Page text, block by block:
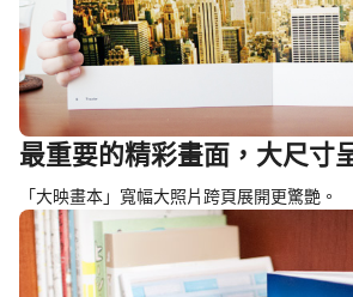
最重要的精彩畫面，大尺寸
「大映畫本」寬幅大照片跨頁展開更驚艷。